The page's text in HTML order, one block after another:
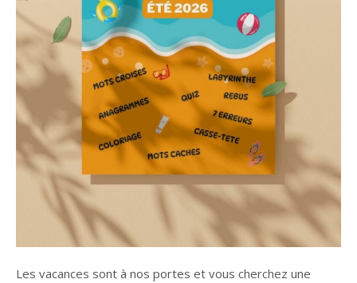
Les vacances sont à nos portes et vous cherchez une